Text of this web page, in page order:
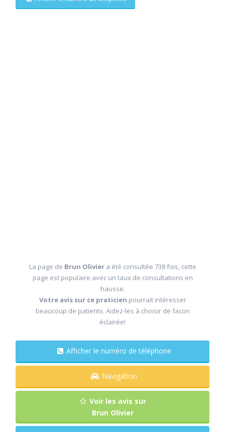
La page de Brun Olivier a été consultée 738 fois, cette
page est populaire avec un taux de consultations en
hausse.
Votre avis sur ce praticien pourrait intéresser
beaucoup de patients. Aidez-les à choisir de facon
éclairée!
Afficher le numéro de téléphone
Navigation
Voir les avis sur
Brun Olivier